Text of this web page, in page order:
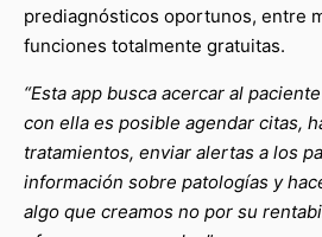
prediagnósticos oportunos, entre
funciones totalmente gratuitas.
“Esta app busca acercar al
con ella es posible agendar citas,
tratamientos, enviar alertas a los
información sobre patologías y
algo que creamos no por su